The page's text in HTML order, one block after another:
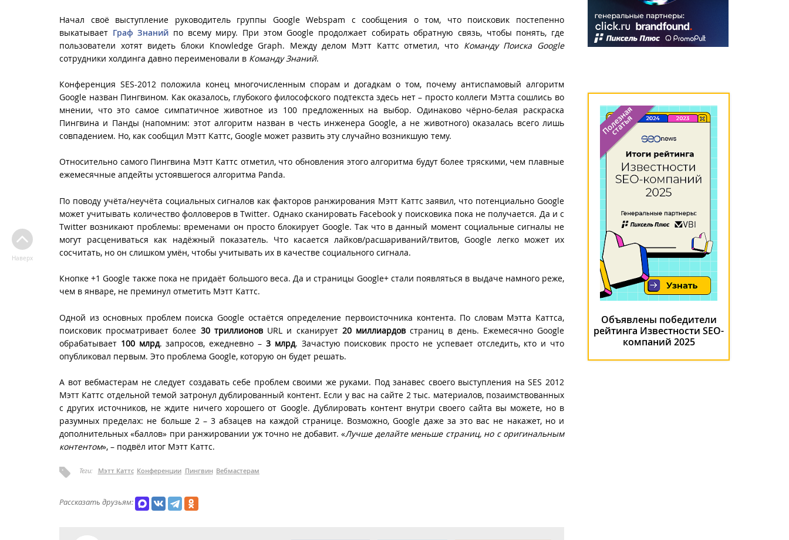
Начал своё выступление руководитель группы Google Webspam с сообщения о том, что поисковик постепенно
выкатывает Граф Знаний по всему миру. При этом Google продолжает собирать обратную связь, чтобы понять, где
пользователи хотят видеть блоки Knowledge Graph. Между делом Мэтт Каттс отметил, что Команду Поиска Google
сотрудники холдинга давно переименовали в Команду Знаний.
Конференция SES-2012 положила конец многочисленным спорам и догадкам о том, почему антиспамовый алгоритм
Google назван Пингвином. Как оказалось, глубокого философского подтекста здесь нет – просто коллеги Мэтта сошлись во
мнении, что это самое симпатичное животное из 100 предложенных на выбор. Одинаково чёрно-белая раскраска
Пингвина и Панды (напомним: этот алгоритм назван в честь инженера Google, а не животного) оказалась всего лишь
совпадением. Но, как сообщил Мэтт Каттс, Google может развить эту случайно возникшую тему.
Относительно самого Пингвина Мэтт Каттс отметил, что обновления этого алгоритма будут более тряскими, чем плавные
ежемесячные апдейты устоявшегося алгоритма Panda.
По поводу учёта/неучёта социальных сигналов как факторов ранжирования Мэтт Каттс заявил, что потенциально Google
может учитывать количество фолловеров в Twitter. Однако сканировать Facebook у поисковика пока не получается. Да и с
Twitter возникают проблемы: временами он просто блокирует Google. Так что в данный момент социальные сигналы не
могут расцениваться как надёжный показатель. Что касается лайков/расшариваний/твитов, Google легко может их
сосчитать, но он слишком умён, чтобы учитывать их в качестве социального сигнала.
Кнопке +1 Google также пока не придаёт большого веса. Да и страницы Google+ стали появляться в выдаче намного реже,
чем в январе, не преминул отметить Мэтт Каттс.
Одной из основных проблем поиска Google остаётся определение первоисточника контента. По словам Мэтта Каттса,
поисковик просматривает более 30 триллионовURL и сканирует 20 миллиардовстраниц в день. Ежемесячно Google
обрабатывает 100 млрд. запросов, ежедневно – 3 млрд. Зачастую поисковик просто не успевает отследить, кто и что
опубликовал первым. Это проблема Google, которую он будет решать.
А вот вебмастерам не следует создавать себе проблем своими же руками. Под занавес своего выступления на SES 2012
Мэтт Каттс отдельной темой затронул дублированный контент. Если у вас на сайте 2 тыс. материалов, позаимствованных
с других источников, не ждите ничего хорошего от Google. Дублировать контент внутри своего сайта вы можете, но в
разумных пределах: не больше 2 – 3 абзацев на каждой странице. Возможно, Google даже за это вас не накажет, но и
дополнительных «баллов» при ранжировании уж точно не добавит. «Лучше делайте меньше страниц, но с оригинальным
контентом», – подвёл итог Мэтт Каттс.
Теги: Мэтт Каттс Конференции Пингвин Вебмастерам
Рассказать друзьям:
Наверх
Объявлены победители
рейтинга Известности SEO-
компаний 2025